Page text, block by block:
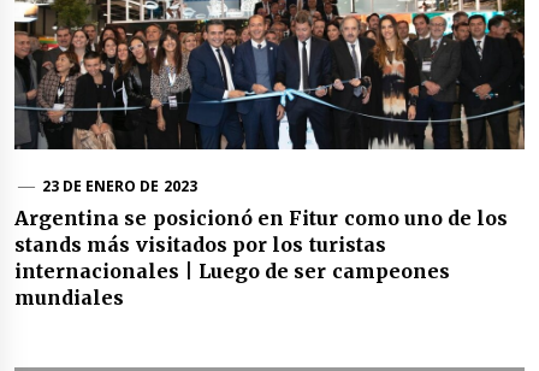
23 DE ENERO DE 2023
Argentina se posicionó en Fitur como uno de los
stands más visitados por los turistas
internacionales | Luego de ser campeones
mundiales